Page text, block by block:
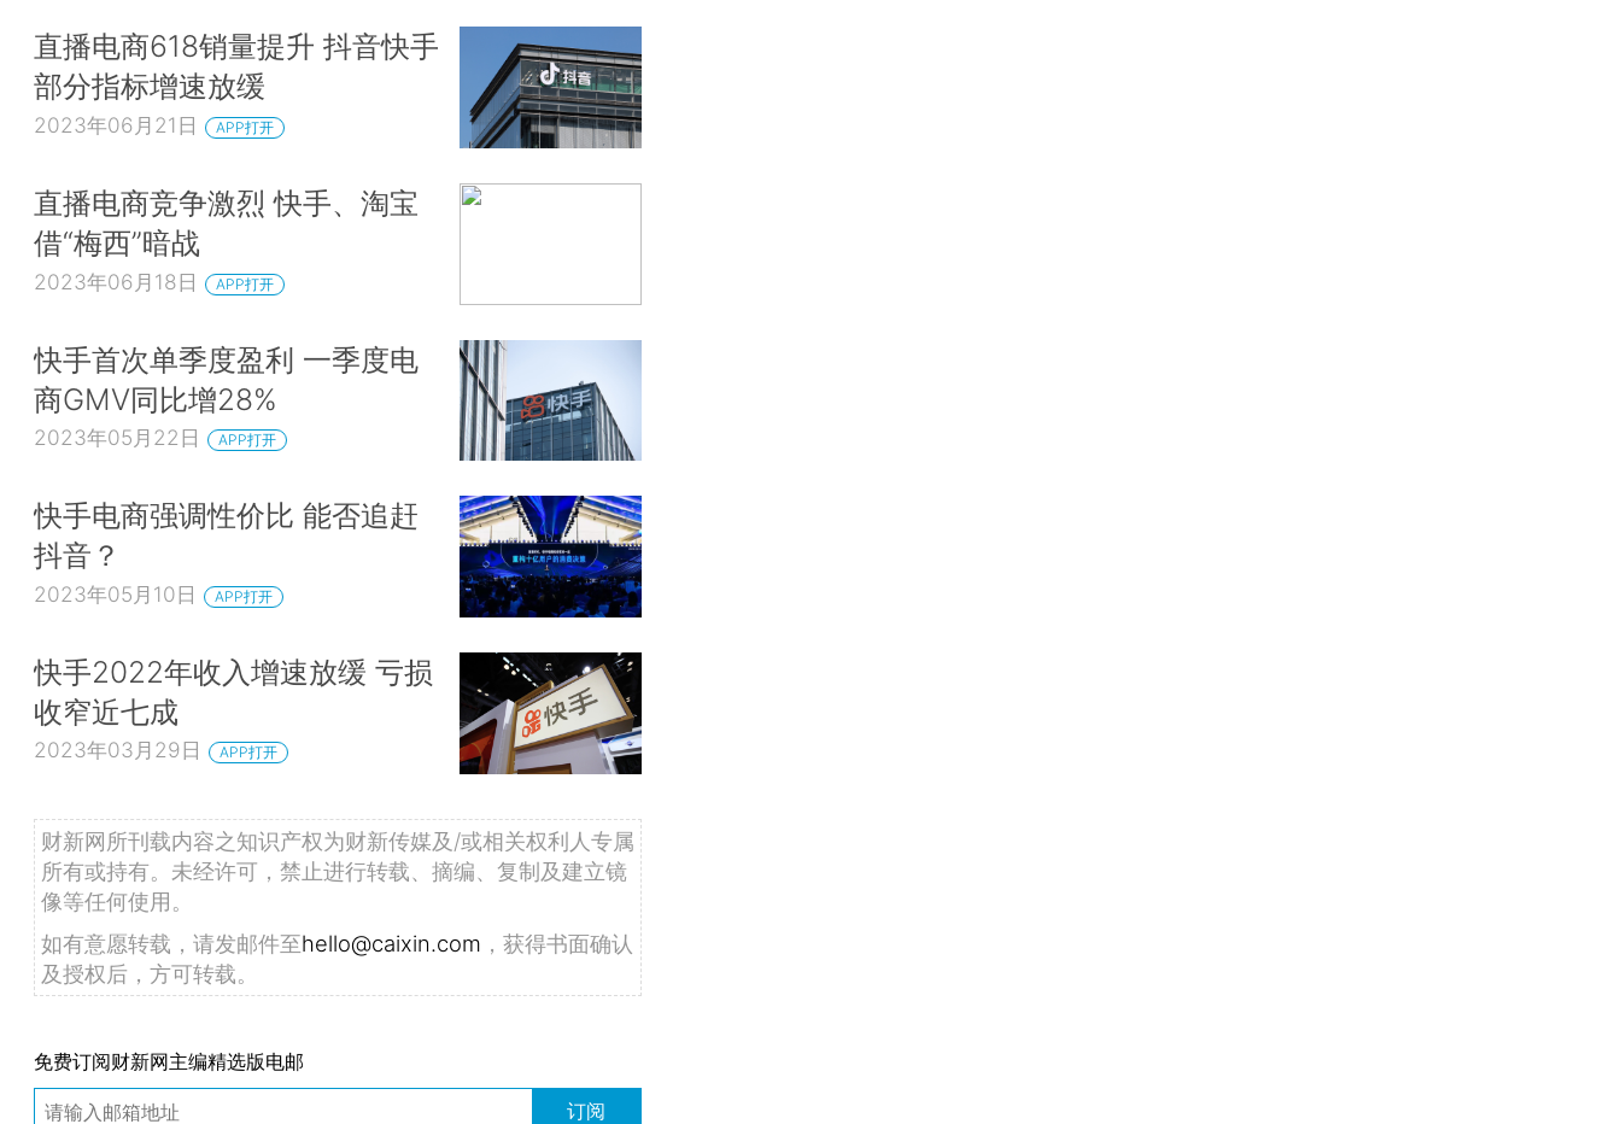
直播电商618销量提升 抖音快手
部分指标增速放缓
2023年06月21日 APP打开
直播电商竞争激烈 快手、淘宝
借“梅西”暗战
2023年06月18日 APP打开
快手首次单季度盈利 一季度电
商GMV同比增28%
2023年05月22日 APP打开
快手电商强调性价比 能否追赶
抖音？
2023年05月10日 APP打开
快手2022年收入增速放缓 亏损
收窄近七成
2023年03月29日 APP打开
财新网所刊载内容之知识产权为财新传媒及/或相关权利人专属
所有或持有。未经许可，禁止进行转载、摘编、复制及建立镜
像等任何使用。
如有意愿转载，请发邮件至hello@caixin.com ，获得书面确认
及授权后，方可转载。
免费订阅财新网主编精选版电邮
订阅